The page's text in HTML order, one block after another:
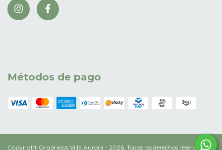
Métodos de pago
Copyright Orgánicos Villa Aurora - 2026. Todos los derechos reservados.